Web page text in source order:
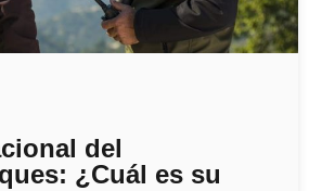
del
¿Cuál es su